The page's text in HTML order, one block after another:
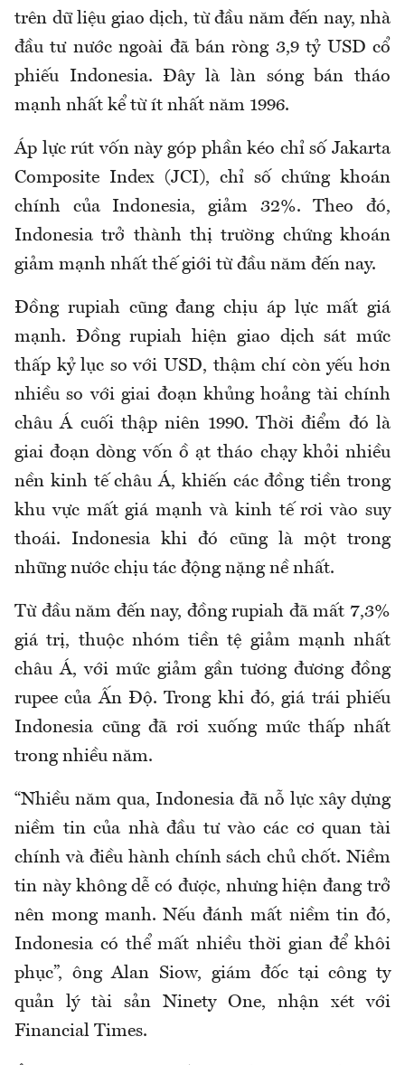
trên dữ liệu giao dịch, từ đầu năm đến nay, nhà
đầu tư nước ngoài đã bán ròng 3,9 tỷ USD cổ
phiếu Indonesia. Đây là làn sóng bán tháo
mạnh nhất kể từ ít nhất năm 1996.
Áp lực rút vốn này góp phần kéo chỉ số Jakarta
Composite Index (JCI), chỉ số chứng khoán
chính của Indonesia, giảm 32%. Theo đó,
Indonesia trở thành thị trường chứng khoán
giảm mạnh nhất thế giới từ đầu năm đến nay.
Đồng rupiah cũng đang chịu áp lực mất giá
mạnh. Đồng rupiah hiện giao dịch sát mức
thấp kỷ lục so với USD, thậm chí còn yếu hơn
nhiều so với giai đoạn khủng hoảng tài chính
châu Á cuối thập niên 1990. Thời điểm đó là
giai đoạn dòng vốn ồ ạt tháo chạy khỏi nhiều
nền kinh tế châu Á, khiến các đồng tiền trong
khu vực mất giá mạnh và kinh tế rơi vào suy
thoái. Indonesia khi đó cũng là một trong
những nước chịu tác động nặng nề nhất.
Từ đầu năm đến nay, đồng rupiah đã mất 7,3%
giá trị, thuộc nhóm tiền tệ giảm mạnh nhất
châu Á, với mức giảm gần tương đương đồng
rupee của Ấn Độ. Trong khi đó, giá trái phiếu
Indonesia cũng đã rơi xuống mức thấp nhất
trong nhiều năm.
“Nhiều năm qua, Indonesia đã nỗ lực xây dựng
niềm tin của nhà đầu tư vào các cơ quan tài
chính và điều hành chính sách chủ chốt. Niềm
tin này không dễ có được, nhưng hiện đang trở
nên mong manh. Nếu đánh mất niềm tin đó,
Indonesia có thể mất nhiều thời gian để khôi
phục”, ông Alan Siow, giám đốc tại công ty
quản lý tài sản Ninety One, nhận xét với
Financial Times.